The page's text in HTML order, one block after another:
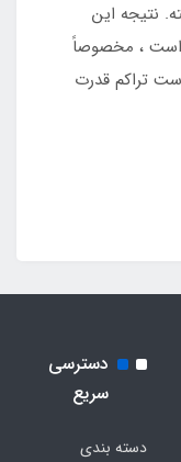
نتیجه این
است ، مخصوصاً
تراکم قدرت
دسترسی
سریع
دسته بندی